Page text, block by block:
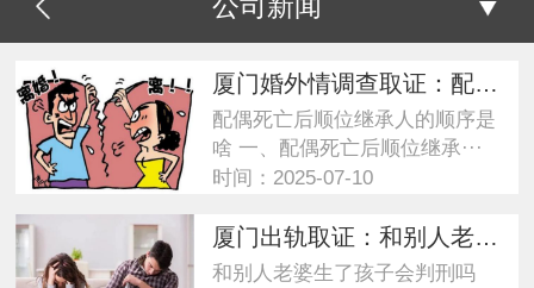
公司新闻
厦门婚外情调查取证：配偶死亡后顺位继承人的顺序是啥
配偶死亡后顺位继承人的顺序是
啥 一、配偶死亡后顺位继承···
时间：2025-07-10
厦门出轨取证：和别人老婆生了孩子会判刑吗
和别人老婆生了孩子会判刑吗